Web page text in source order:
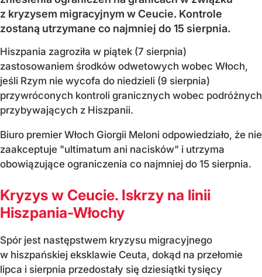
z kryzysem migracyjnym w Ceucie. Kontrole
zostaną utrzymane co najmniej do 15 sierpnia.
Hiszpania zagroziła w piątek (7 sierpnia)
zastosowaniem środków odwetowych wobec Włoch,
jeśli Rzym nie wycofa do niedzieli (9 sierpnia)
przywróconych kontroli granicznych wobec podróżnych
przybywających z Hiszpanii.
Biuro premier Włoch Giorgii Meloni odpowiedziało, że nie
zaakceptuje "ultimatum ani nacisków" i utrzyma
obowiązujące ograniczenia co najmniej do 15 sierpnia.
Kryzys w Ceucie. Iskrzy na linii
Hiszpania-Włochy
Spór jest następstwem kryzysu migracyjnego
w hiszpańskiej eksklawie Ceuta, dokąd na przełomie
lipca i sierpnia przedostały się dziesiątki tysięcy